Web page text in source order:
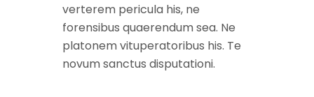
verterem pericula his, ne
forensibus quaerendum sea. Ne
platonem vituperatoribus his. Te
novum sanctus disputationi.